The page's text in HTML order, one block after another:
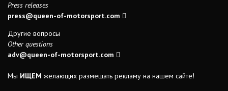
Press releases
press@queen-of-motorsport.com
Другие вопросы
Other questions
adv@queen-of-motorsport.com
Мы ИЩЕМ желающих размещать рекламу на нашем сайте!